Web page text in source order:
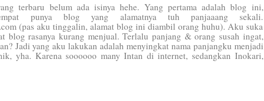
terbaru belum ada isinya hehe. Yang pertama adalah blog ini,
punya blog yang alamatnya tuh panjaaang sekali.
(pas aku tinggalin, alamat blog ini diambil orang huhu). Aku suka
blog rasanya kurang menjual. Terlalu panjang & orang susah ingat,
Jadi yang aku lakukan adalah menyingkat nama panjangku menjadi
yha. Karena soooooo many Intan di internet, sedangkan Inokari,